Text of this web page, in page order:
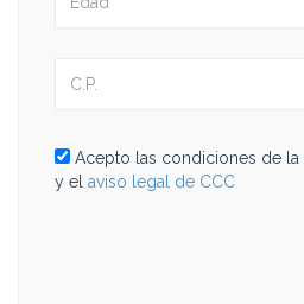
Acepto las condiciones de la
y el aviso legal de CCC